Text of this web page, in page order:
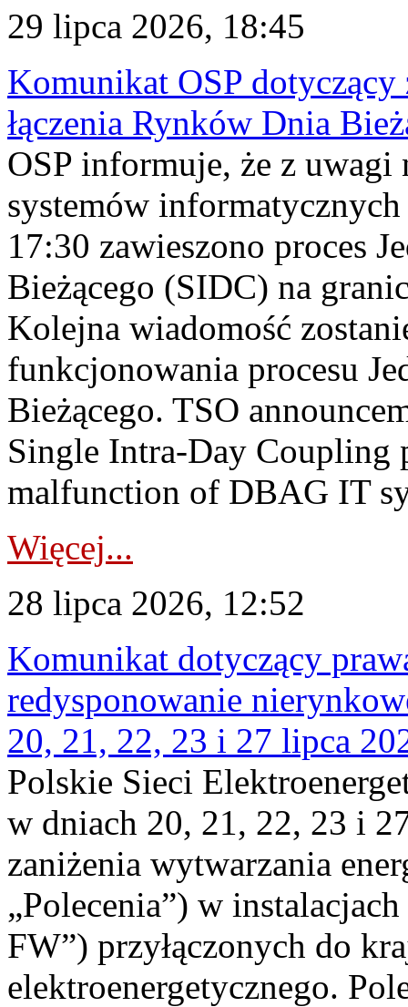
29 lipca 2026, 18:45
Komunikat OSP dotyczący
łączenia Rynków Dnia
OSP informuje, że z uwagi
systemów
17:30 zawieszono proces
Bieżącego (SIDC) na
Kolejna wiadomość
funkcjonowania procesu
Bieżącego. TSO
Single Intra-Day Coupling
malfunction of DBAG IT
Więcej...
28 lipca 2026, 12:52
Komunikat dotyczący
redysponowanie
20, 21, 22, 23 i 27 lipca
Polskie Sieci
w dniach 20, 21, 22, 23 i
zaniżenia wytwarzania
„Polecenia”) w
FW”) przyłączonych do
elektroenergetycznego.